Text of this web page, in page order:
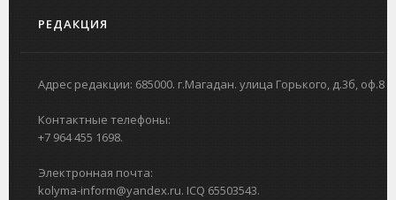
РЕДАКЦИЯ
Адрес редакции: 685000. г.Магадан. улица Горького, д.3б, оф.8
Контактные телефоны:
+7 964 455 1698.
Электронная почта:
kolyma-inform@yandex.ru. ICQ 65503543.